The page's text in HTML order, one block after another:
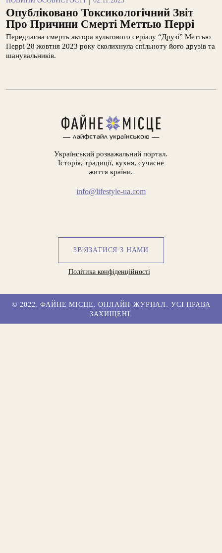
Опубліковано Токсикологічний Звіт
Про Причини Смерті Меттью Перрі
Передчасна смерть актора культового серіалу “Друзі” Меттью
Перрі 28 жовтня 2023 року сколихнула спільноту його друзів та
шанувальників.
Український розважальний портал.
Історія, традиції, кухня, сучасне
життя країни.
info@lifestyle-ua.com
ЗВ'ЯЗАТИСЯ З НАМИ
Політика конфіденційності
© 2022. ФАЙНЕ МІСЦЕ. ОНЛАЙН-ЖУРНАЛ. УСІ ПРАВА
ЗАХИЩЕНІ.